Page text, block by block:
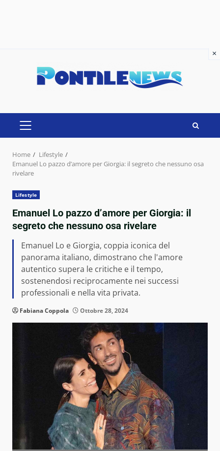
×
PRIMARY
Home
Lifestyle
Emanuel Lo pazzo d’amore per Giorgia: il segreto che nessuno osa
rivelare
Lifestyle
Emanuel Lo pazzo d’amore per Giorgia: il
segreto che nessuno osa rivelare
Emanuel Lo e Giorgia, coppia iconica del
panorama italiano, dimostrano che l'amore
autentico supera le critiche e il tempo,
sostenendosi reciprocamente nei successi
professionali e nella vita privata.
Fabiana Coppola Ottobre 28, 2024
×